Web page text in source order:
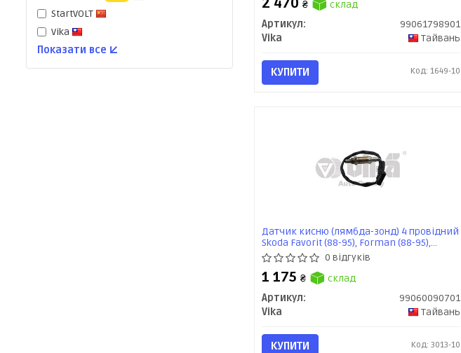
StartVOLT
Vika
Показати все ↓
2 470 ₴
склад
Артикул:
99061798901
Vika
Тайвань
КУПИТИ Код: 1649-10
Датчик кисню (лямбда-зонд) 4 провідний
Skoda Favorit (88-95), Forman (88-95),
Felicia (95-01) (99060090701) VIKA
0 відгуків
1 175 ₴
склад
Артикул:
99060090701
Vika
Тайвань
КУПИТИ Код: 3013-10